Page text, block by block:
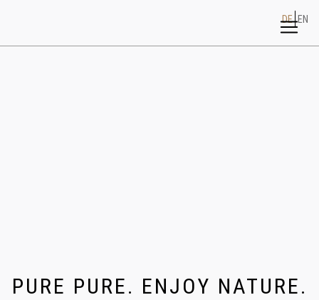
DE EN
PURE PURE. ENJOY NATURE.